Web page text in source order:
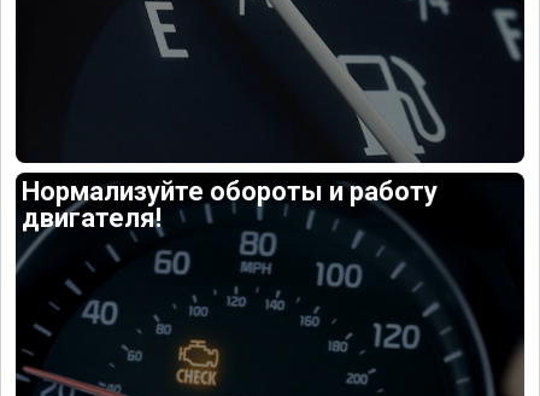
Нормализуйте обороты и работу
двигателя!